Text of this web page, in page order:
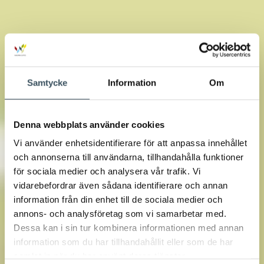
Samtycke Information Om
Denna webbplats använder cookies
Vi använder enhetsidentifierare för att anpassa innehållet
och annonserna till användarna, tillhandahålla funktioner
för sociala medier och analysera vår trafik. Vi
vidarebefordrar även sådana identifierare och annan
information från din enhet till de sociala medier och
annons- och analysföretag som vi samarbetar med.
Dessa kan i sin tur kombinera informationen med annan
information som du har tillhandahållit eller som de har